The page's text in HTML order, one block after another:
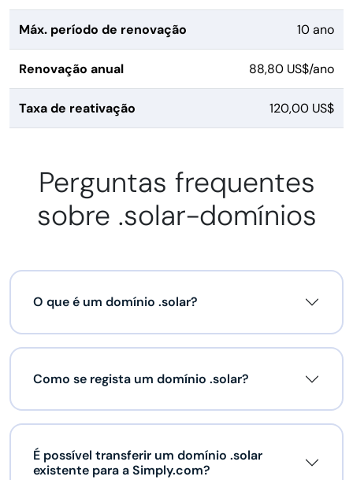
Máx. período de renovação 10 ano
Renovação anual 88,80 US$/ano
Taxa de reativação 120,00 US$
Perguntas frequentes
sobre .solar-domínios
O que é um domínio .solar?
Como se regista um domínio .solar?
É possível transferir um domínio .solar
existente para a Simply.com?